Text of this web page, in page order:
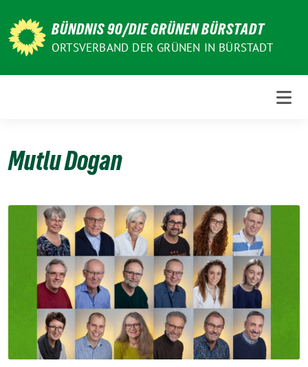
zum
Inhalt
BÜNDNIS 90/DIE GRÜNEN BÜRSTADT
ORTSVERBAND DER GRÜNEN IN BÜRSTADT
Mutlu Dogan